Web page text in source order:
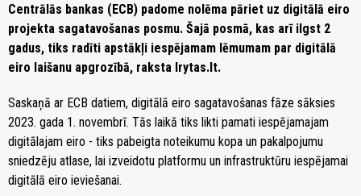
Centrālās bankas (ECB) padome nolēma pāriet uz digitālā eiro
projekta sagatavošanas posmu. Šajā posmā, kas arī ilgst 2
gadus, tiks radīti apstākļi iespējamam lēmumam par digitālā
eiro laišanu apgrozībā, raksta lrytas.lt.
Saskaņā ar ECB datiem, digitālā eiro sagatavošanas fāze sāksies
2023. gada 1. novembrī. Tās laikā tiks likti pamati iespējamajam
digitālajam eiro - tiks pabeigta noteikumu kopa un pakalpojumu
sniedzēju atlase, lai izveidotu platformu un infrastruktūru iespējamai
digitālā eiro ieviešanai.